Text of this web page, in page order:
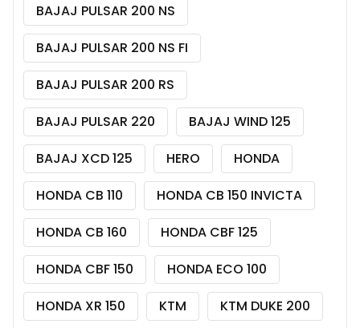
BAJAJ PULSAR 200 NS
BAJAJ PULSAR 200 NS FI
BAJAJ PULSAR 200 RS
BAJAJ PULSAR 220
BAJAJ WIND 125
BAJAJ XCD 125
HERO
HONDA
HONDA CB 110
HONDA CB 150 INVICTA
HONDA CB 160
HONDA CBF 125
HONDA CBF 150
HONDA ECO 100
HONDA XR 150
KTM
KTM DUKE 200